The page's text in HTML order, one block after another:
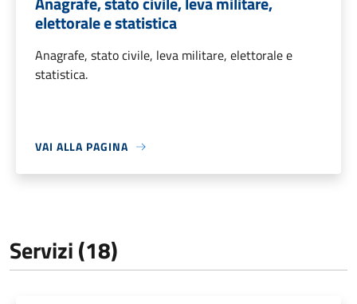
elettorale e statistica
Anagrafe, stato civile, leva militare, elettorale e
statistica.
VAI ALLA PAGINA
Servizi (18)